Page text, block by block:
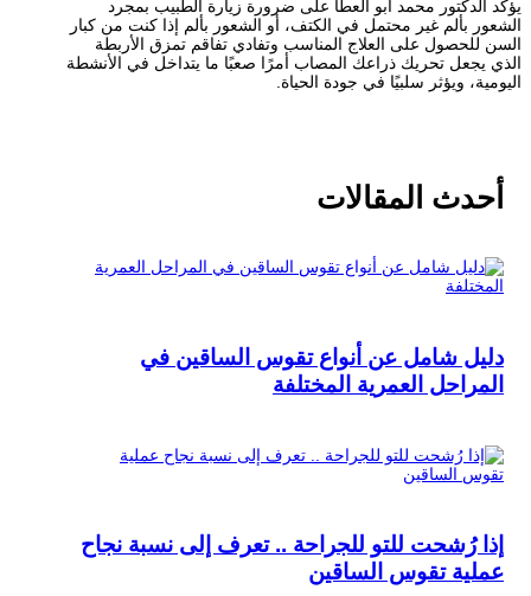
أحدث المقالات
دليل شامل عن أنواع تقوس الساقين في
المراحل العمرية المختلفة
إذا رُشحت للتو للجراحة .. تعرف إلى نسبة نجاح
عملية تقوس الساقين
يؤكد الدكتور محمد أبو العطا على ضرورة زيارة الطبيب بمجرد
الشعور بألم غير محتمل في الكتف، أو الشعور بألم إذا كنت من كبار
السن للحصول على العلاج المناسب وتفادي تفاقم تمزق الأربطة
الذي يجعل تحريك ذراعك المصاب أمرًا صعبًا ما يتداخل في الأنشطة
اليومية، ويؤثر سلبيًا في جودة الحياة.